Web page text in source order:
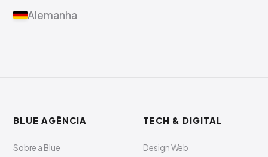
Alemanha
BLUE AGÊNCIA
Sobre a Blue
TECH & DIGITAL
Design Web